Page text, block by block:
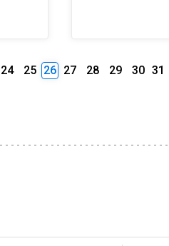
24 25 26 27 28 29 30 31